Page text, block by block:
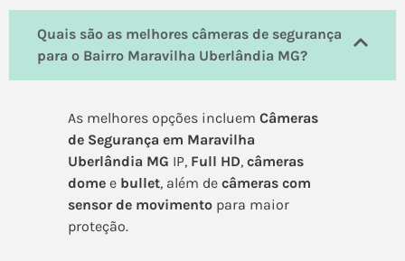
Quais são as melhores câmeras de segurança
para o Bairro Maravilha Uberlândia MG?
As melhores opções incluem Câmeras
de Segurança em Maravilha
Uberlândia MG IP, Full HD, câmeras
dome e bullet, além de câmeras com
sensor de movimento para maior
proteção.